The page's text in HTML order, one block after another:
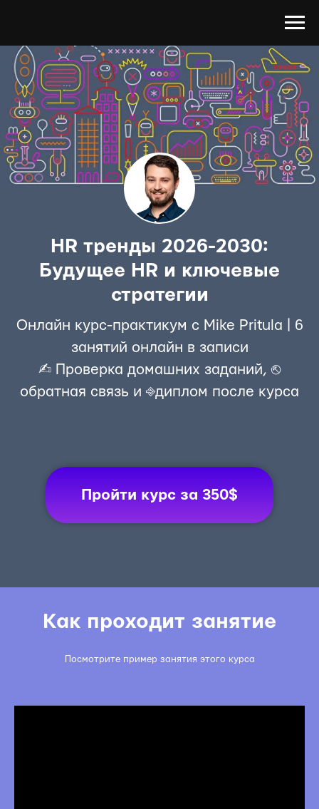
HR тренды 2026-2030:
Будущее HR и ключевые
стратегии
Онлайн курс-практикум с Mike Pritula | 6
занятий онлайн в записи
✍︎ Проверка домашних заданий, ⎋
обратная связь и ⎆диплом после курса
Пройти курс за 350$
Как проходит занятие
Посмотрите пример занятия этого курса